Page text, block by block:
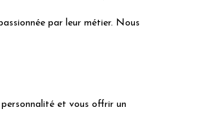
par leur métier. Nous
et vous offrir un